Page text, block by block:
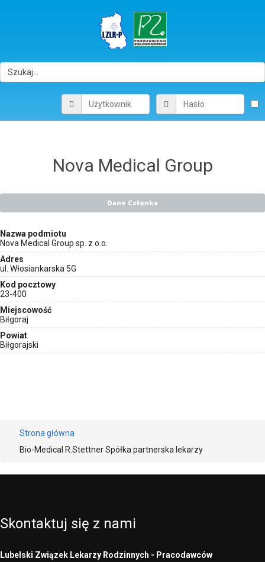
Nova Medical Group
Dane Członka
Nazwa podmiotu
Nova Medical Group sp. z o.o.
Adres
ul. Włosiankarska 5G
Kod pocztowy
23-400
Miejscowość
Biłgoraj
Powiat
Biłgorajski
Strona główna
Bio-Medical R.Stettner Spółka partnerska lekarzy
Skontaktuj się z nami
Lubelski Związek Lekarzy Rodzinnych - Pracodawców